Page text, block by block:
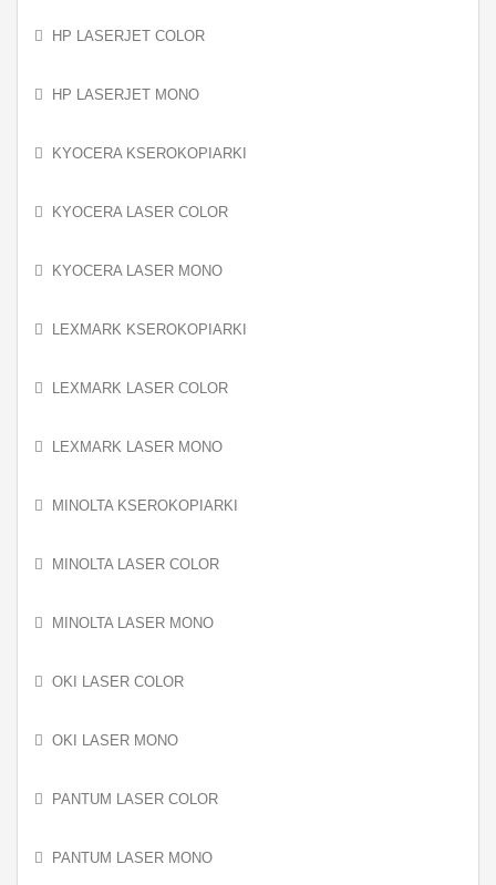
HP LASERJET COLOR
HP LASERJET MONO
KYOCERA KSEROKOPIARKI
KYOCERA LASER COLOR
KYOCERA LASER MONO
LEXMARK KSEROKOPIARKI
LEXMARK LASER COLOR
LEXMARK LASER MONO
MINOLTA KSEROKOPIARKI
MINOLTA LASER COLOR
MINOLTA LASER MONO
OKI LASER COLOR
OKI LASER MONO
PANTUM LASER COLOR
PANTUM LASER MONO